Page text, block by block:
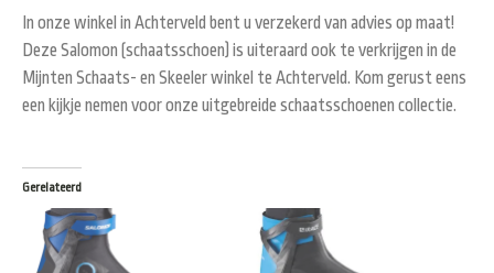
In onze winkel in Achterveld bent u verzekerd van advies op maat!
Deze Salomon (schaatsschoen) is uiteraard ook te verkrijgen in de
Mijnten Schaats- en Skeeler winkel te Achterveld. Kom gerust eens
een kijkje nemen voor onze uitgebreide schaatsschoenen collectie.
Gerelateerd